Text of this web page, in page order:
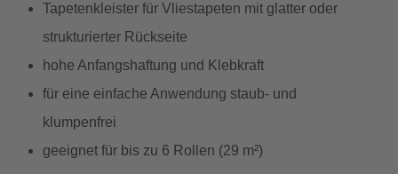
Tapetenkleister für Vliestapeten mit glatter oder
strukturierter Rückseite
hohe Anfangshaftung und Klebkraft
für eine einfache Anwendung staub- und
klumpenfrei
geeignet für bis zu 6 Rollen (29 m²)